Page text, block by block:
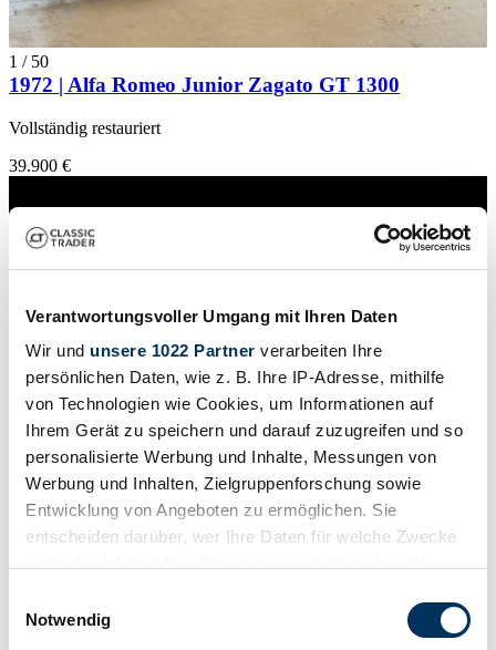
Verantwortungsvoller Umgang mit Ihren Daten
Wir und unsere 1022 Partner verarbeiten Ihre
persönlichen Daten, wie z. B. Ihre IP-Adresse, mithilfe
von Technologien wie Cookies, um Informationen auf
Ihrem Gerät zu speichern und darauf zuzugreifen und so
personalisierte Werbung und Inhalte, Messungen von
Werbung und Inhalten, Zielgruppenforschung sowie
Entwicklung von Angeboten zu ermöglichen. Sie
entscheiden darüber, wer Ihre Daten für welche Zwecke
Trigger Symbol ändern oder widerrufen
Notwendig
1 / 50
1972 | Alfa Romeo Junior Zagato GT 1300
Vollständig restauriert
39.900 €
Händler
Baureihe
Coupé